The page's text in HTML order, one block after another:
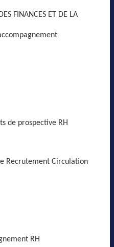
FINANCES ET DE LA
de prospective RH
Recrutement Circulation
RH